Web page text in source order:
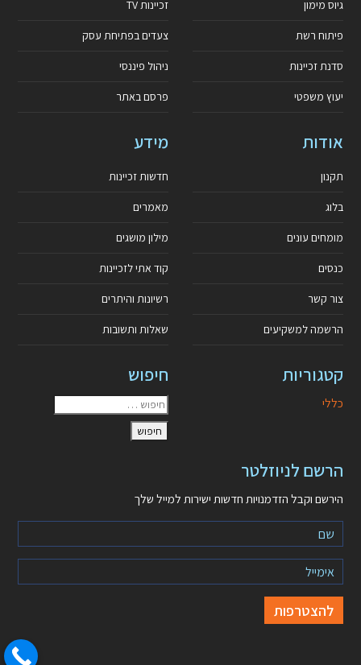
גיוס מימון
פיתוח רשת
סדנת זכיינות
יעוץ משפטי
זכיינות TV
צעדים בפתיחת עסק
ניהול פיננסי
פרסם באתר
אודות
תקנון
בלוג
מומחים עונים
כנסים
צור קשר
הרשמה למשקיעים
מידע
חדשות זכיינות
מאמרים
מילון מושגים
קוד אתי לזכיינות
רשיונות והיתרים
שאלות ותשובות
קטגוריות
כללי
חיפוש
הרשם לניוזלטר
הירשם וקבל הזדמנויות חדשות ישירות למייל שלך